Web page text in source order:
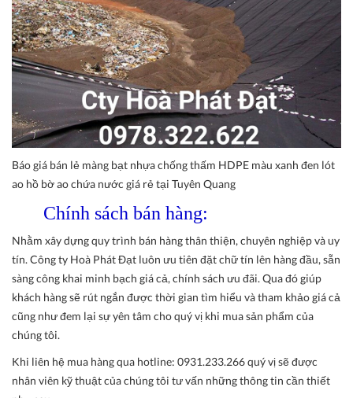
Báo giá bán lẻ màng bạt nhựa chống thấm HDPE màu xanh đen lót
ao hồ bờ ao chứa nước giá rẻ tại Tuyên Quang
Chính sách bán hàng:
Nhằm xây dựng quy trình bán hàng thân thiện, chuyên nghiệp và uy
tín. Công ty Hoà Phát Đạt luôn ưu tiên đặt chữ tín lên hàng đầu, sẵn
sàng công khai minh bạch giá cả, chính sách ưu đãi. Qua đó giúp
khách hàng sẽ rút ngắn được thời gian tìm hiểu và tham khảo giá cả
cũng như đem lại sự yên tâm cho quý vị khi mua sản phẩm của
chúng tôi.
Khi liên hệ mua hàng qua hotline: 0931.233.266 quý vị sẽ được
nhân viên kỹ thuật của chúng tôi tư vấn những thông tin cần thiết